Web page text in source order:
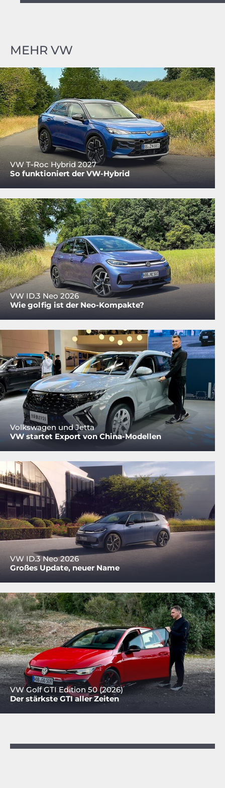
MEHR VW
VW T-Roc Hybrid 2027
So funktioniert der VW-Hybrid
VW ID.3 Neo 2026
Wie golfig ist der Neo-Kompakte?
Volkswagen und Jetta
VW startet Export von China-Modellen
VW ID.3 Neo 2026
Großes Update, neuer Name
VW Golf GTI Edition 50 (2026)
Der stärkste GTI aller Zeiten